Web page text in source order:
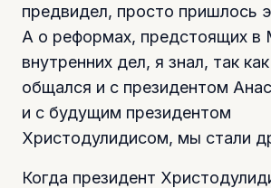
предвидел, просто пришлось
А о реформах, предстоящих в
внутренних дел, я знал, так
общался и с президентом
и с будущим президентом
Христодулидисом, мы стали
Когда президент